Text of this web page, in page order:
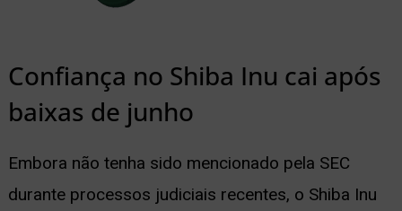
Confiança no Shiba Inu cai após
baixas de junho
Embora não tenha sido mencionado pela SEC
durante processos judiciais recentes, o Shiba Inu